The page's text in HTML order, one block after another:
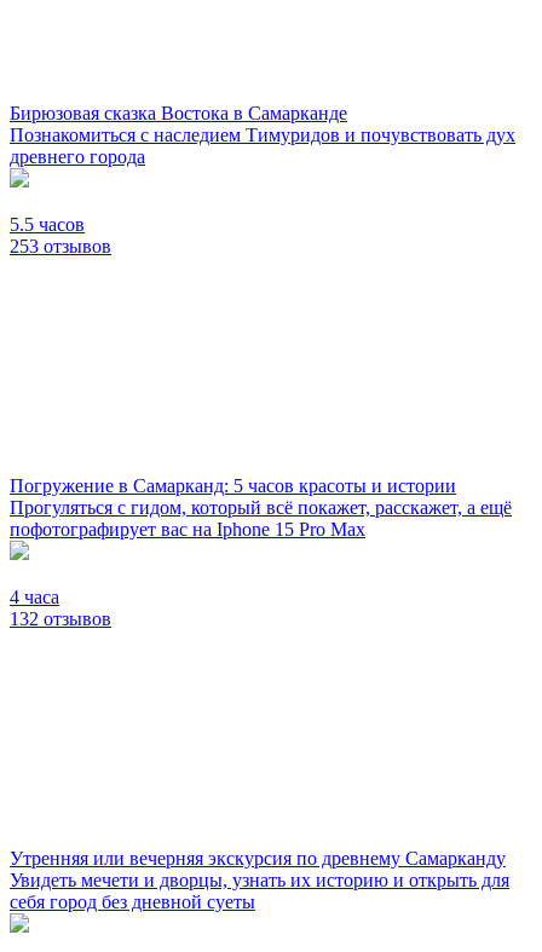
Бирюзовая сказка Востока в Самарканде
Познакомиться с наследием Тимуридов и почувствовать дух
древнего города
5.5 часов
253 отзывов
Погружение в Самарканд: 5 часов красоты и истории
Прогуляться с гидом, который всё покажет, расскажет, а ещё
пофотографирует вас на Iphone 15 Pro Max
4 часа
132 отзывов
Утренняя или вечерняя экскурсия по древнему Самарканду
Увидеть мечети и дворцы, узнать их историю и открыть для
себя город без дневной суеты